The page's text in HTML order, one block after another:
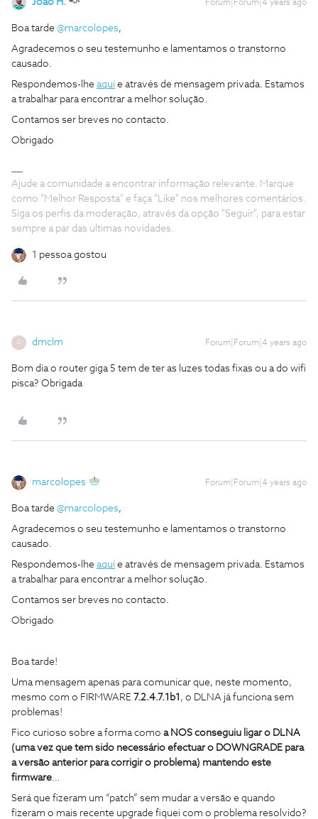
Forum|Forum|4 years ago
Boa tarde @marcolopes,
Agradecemos o seu testemunho e lamentamos o transtorno
causado.
Respondemos-lhe aqui e através de mensagem privada. Estamos
a trabalhar para encontrar a melhor solução.
Contamos ser breves no contacto.
Obrigado
Ajude a comunidade a encontrar informação relevante. Marque
como "Melhor Resposta" e faça "Like" nos melhores comentários.
Siga os perfis da moderação, através da opção "Seguir", para estar
sempre a par das ultimas novidades.
1 pessoa gostou
D dmclm Forum|Forum|4 years ago
Bom dia o router giga 5 tem de ter as luzes todas fixas ou a do wifi
pisca? Obrigada
marcolopes Forum|Forum|4 years ago
Boa tarde @marcolopes,
Agradecemos o seu testemunho e lamentamos o transtorno
causado.
Respondemos-lhe aqui e através de mensagem privada. Estamos
a trabalhar para encontrar a melhor solução.
Contamos ser breves no contacto.
Obrigado
Boa tarde!
Uma mensagem apenas para comunicar que, neste momento,
mesmo com o FIRMWARE 7.2.4.7.1b1 , o DLNA já funciona sem
problemas!
Fico curioso sobre a forma como a NOS conseguiu ligar o DLNA
(uma vez que tem sido necessário efectuar o DOWNGRADE para
a versão anterior para corrigir o problema) mantendo este
firmware
Será que fizeram um “patch” sem mudar a versão e quando
fizeram o mais recente upgrade fiquei com o problema resolvido?